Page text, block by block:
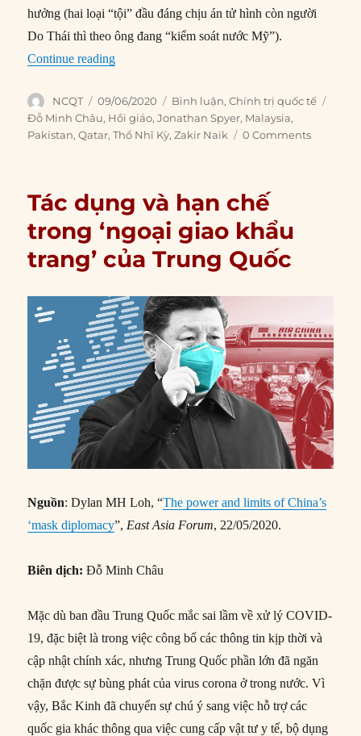
hưởng (hai loại “tội” đầu đáng chịu án tử hình còn người
Do Thái thì theo ông đang “kiểm soát nước Mỹ”).
Continue reading“Đằng sau sự hình thành các liên minh đối
Author
NCQT
Posted
on
09/06/2020 Categories
Bình luận,Chính trị quốc tế
Đỗ Minh Châu, Hồi giáo,Jonathan Spyer, Malaysia,
Pakistan,Qatar,Thổ Nhĩ Kỳ,Zakir Naik 0 Comments
Tác dụng và hạn chế
trong ‘ngoại giao khẩu
trang’ của Trung Quốc
Nguồn: Dylan MH Loh, “The power and limits of China’s
‘mask diplomacy”, East Asia Forum, 22/05/2020.
Biên dịch: Đỗ Minh Châu
Mặc dù ban đầu Trung Quốc mắc sai lầm về xử lý COVID-
19, đặc biệt là trong việc công bố các thông tin kịp thời và
cập nhật chính xác, nhưng Trung Quốc phần lớn đã ngăn
chặn được sự bùng phát của virus corona ở trong nước. Vì
vậy, Bắc Kinh đã chuyển sự chú ý sang việc hỗ trợ các
quốc gia khác thông qua việc cung cấp vật tư y tế, bộ dụng